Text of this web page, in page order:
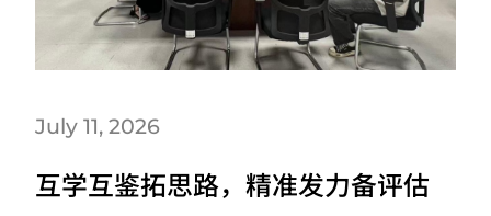
July 11, 2026
互学互鉴拓思路，精准发力备评估